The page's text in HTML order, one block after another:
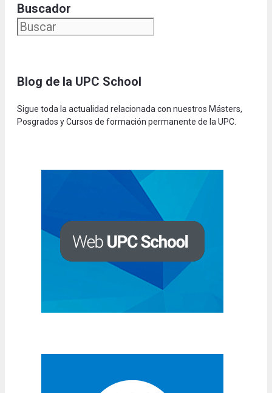
Buscador
Blog de la UPC School
Sigue toda la actualidad relacionada con nuestros Másters,
Posgrados y Cursos de formación permanente de la UPC.